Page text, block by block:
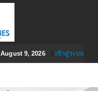
August 9, 2026| เข้าสู่ระบบ